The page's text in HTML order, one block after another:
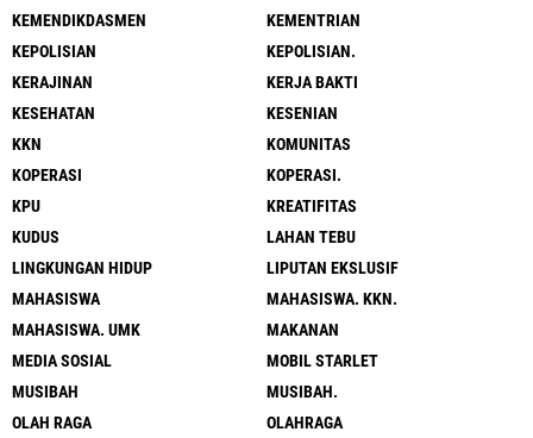
KEMENDIKDASMEN
KEMENTRIAN
KEPOLISIAN
KEPOLISIAN.
KERAJINAN
KERJA BAKTI
KESEHATAN
KESENIAN
KKN
KOMUNITAS
KOPERASI
KOPERASI.
KPU
KREATIFITAS
KUDUS
LAHAN TEBU
LINGKUNGAN HIDUP
LIPUTAN EKSLUSIF
MAHASISWA
MAHASISWA. KKN.
MAHASISWA. UMK
MAKANAN
MEDIA SOSIAL
MOBIL STARLET
MUSIBAH
MUSIBAH.
OLAH RAGA
OLAHRAGA